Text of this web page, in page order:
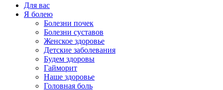
Для вас
Я болею
Болезни почек
Болезни суставов
Женское здоровье
Детские заболевания
Будем здоровы
Гайморит
Наше здоровье
Головная боль